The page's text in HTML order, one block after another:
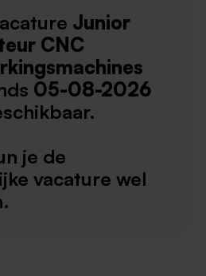
Junior
CNC
05-08-2026
je de
vacature wel